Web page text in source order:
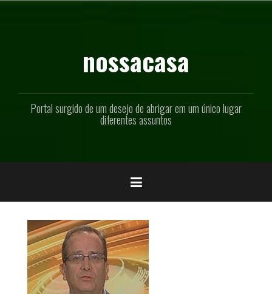
nossacasa
Portal surgido de um desejo de abrigar em um único lugar
diferentes assuntos